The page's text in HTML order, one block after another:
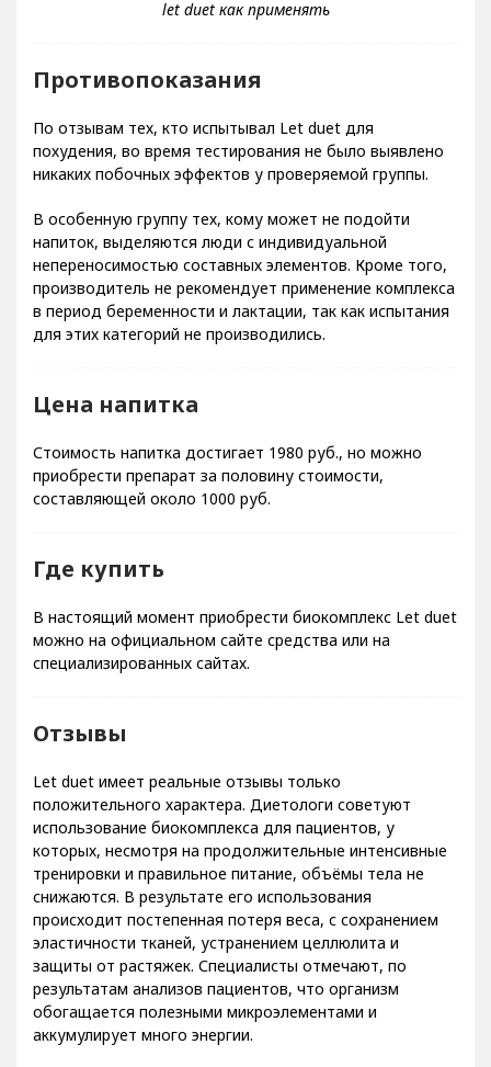
Противопоказания
По отзывам тех, кто испытывал Let duet для
похудения, во время тестирования не было выявлено
никаких побочных эффектов у проверяемой группы.
В особенную группу тех, кому может не подойти
напиток, выделяются люди с индивидуальной
непереносимостью составных элементов. Кроме того,
производитель не рекомендует применение комплекса
в период беременности и лактации, так как испытания
для этих категорий не производились.
Цена напитка
Стоимость напитка достигает 1980 руб., но можно
приобрести препарат за половину стоимости,
составляющей около 1000 руб.
Где купить
В настоящий момент приобрести биокомплекс Let duet
можно на официальном сайте средства или на
специализированных сайтах.
Отзывы
Let duet имеет реальные отзывы только
положительного характера. Диетологи советуют
использование биокомплекса для пациентов, у
которых, несмотря на продолжительные интенсивные
тренировки и правильное питание, объёмы тела не
снижаются. В результате его использования
происходит постепенная потеря веса, с сохранением
эластичности тканей, устранением целлюлита и
защиты от растяжек. Специалисты отмечают, по
результатам анализов пациентов, что организм
обогащается полезными микроэлементами и
аккумулирует много энергии.